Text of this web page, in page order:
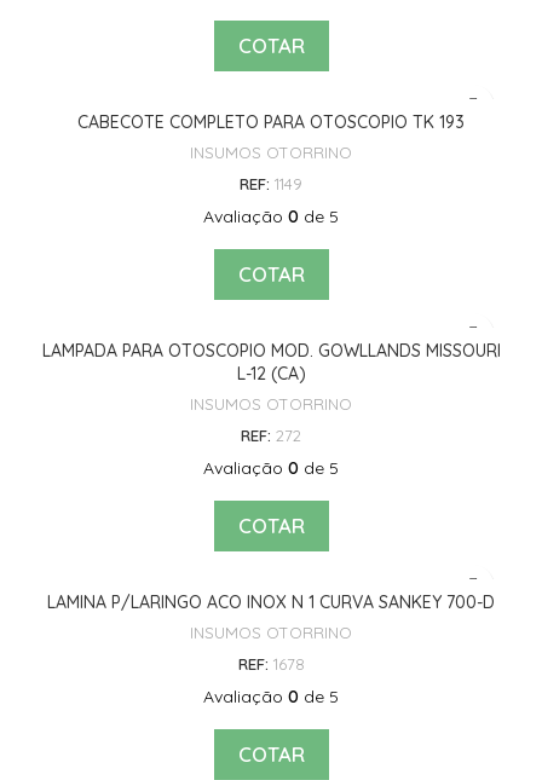
COTAR
CABECOTE COMPLETO PARA OTOSCOPIO TK 193
INSUMOS OTORRINO
REF: 1149
Avaliação 0 de 5
COTAR
LAMPADA PARA OTOSCOPIO MOD. GOWLLANDS MISSOURI
L-12 (CA)
INSUMOS OTORRINO
REF: 272
Avaliação 0 de 5
COTAR
LAMINA P/LARINGO ACO INOX N 1 CURVA SANKEY 700-D
INSUMOS OTORRINO
REF: 1678
Avaliação 0 de 5
COTAR